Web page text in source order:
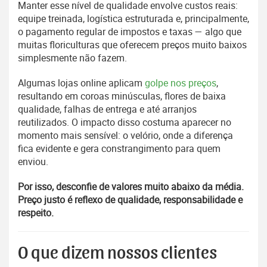
Manter esse nível de qualidade envolve custos reais:
equipe treinada, logística estruturada e, principalmente,
o pagamento regular de impostos e taxas — algo que
muitas floriculturas que oferecem preços muito baixos
simplesmente não fazem.
Algumas lojas online aplicam golpe nos preços,
resultando em coroas minúsculas, flores de baixa
qualidade, falhas de entrega e até arranjos
reutilizados. O impacto disso costuma aparecer no
momento mais sensível: o velório, onde a diferença
fica evidente e gera constrangimento para quem
enviou.
Por isso, desconfie de valores muito abaixo da média.
Preço justo é reflexo de qualidade, responsabilidade e
respeito.
O que dizem nossos clientes